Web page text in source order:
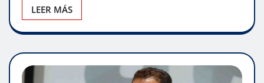
LEER MÁS